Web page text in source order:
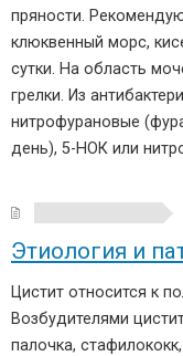
пряности.
клюквенный морс,
сутки. На область
грелки. Из
нитрофурановые
день), 5-НОК или
Этиология и
Цистит относится к
Возбудителями
палочка,